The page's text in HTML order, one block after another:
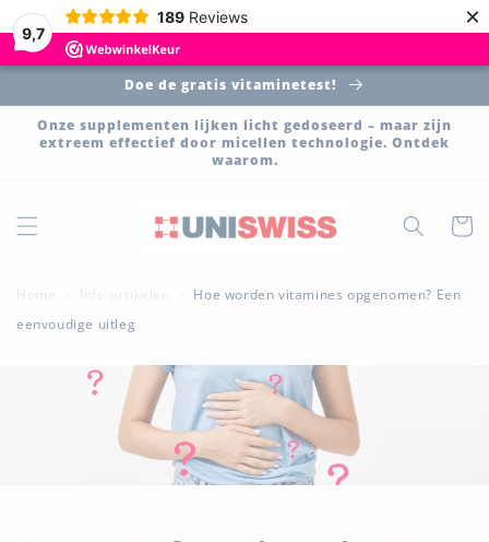
9,7
189 Reviews ×
naar de
content
Doe de gratis vitaminetest!
Onze supplementen lijken licht gedoseerd – maar zijn
extreem effectief door micellen technologie. Ontdek
waarom.
Home Info-artikelen
Hoe worden vitamines opgenomen? Een
eenvoudige uitleg